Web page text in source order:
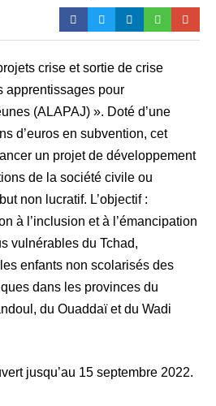
crise et sortie de crise
apprentissages pour
(ALAPAJ) ». Doté d’une
d’euros en subvention, cet
un projet de développement
de la société civile ou
non lucratif. L’objectif :
à l’inclusion et à l’émancipation
vulnérables du Tchad,
enfants non scolarisés des
dans les provinces du
du Ouaddaï et du Wadi
jusqu’au 15 septembre 2022.